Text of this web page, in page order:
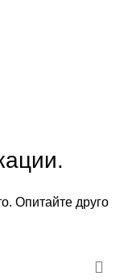
Опитайте друго